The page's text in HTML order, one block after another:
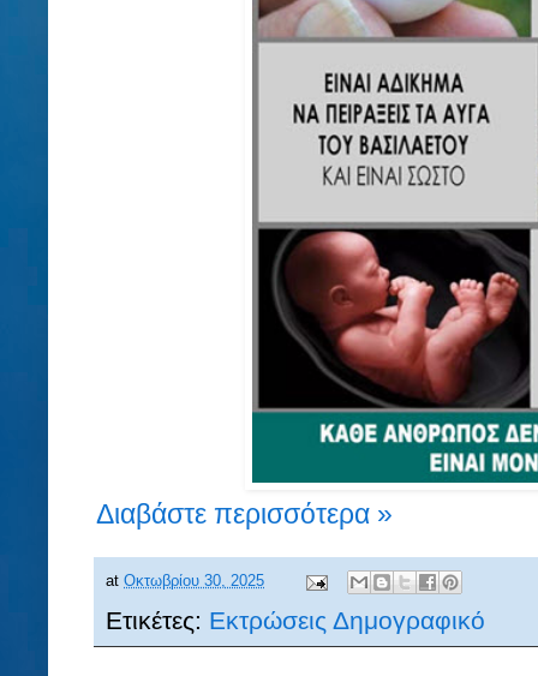
Διαβάστε περισσότερα »
at Οκτωβρίου 30, 2025
Ετικέτες: Εκτρώσεις Δημογραφικό